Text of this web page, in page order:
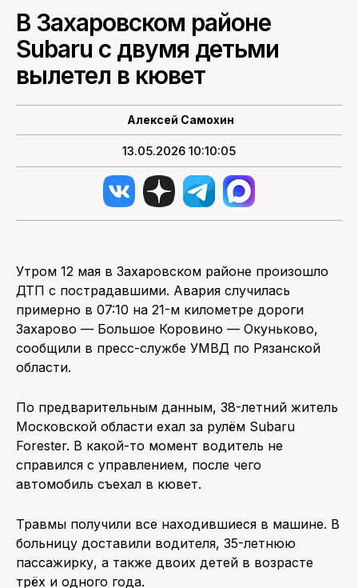
В Захаровском районе
Subaru с двумя детьми
вылетел в кювет
Алексей Самохин
13.05.2026 10:10:05
Утром 12 мая в Захаровском районе произошло
ДТП с пострадавшими. Авария случилась
примерно в 07:10 на 21-м километре дороги
Захарово — Большое Коровино — Окуньково,
сообщили в пресс-службе УМВД по Рязанской
области.
По предварительным данным, 38-летний житель
Московской области ехал за рулём Subaru
Forester. В какой-то момент водитель не
справился с управлением, после чего
автомобиль съехал в кювет.
Травмы получили все находившиеся в машине. В
больницу доставили водителя, 35-летнюю
пассажирку, а также двоих детей в возрасте
трёх и одного года.